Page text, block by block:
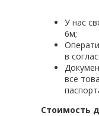
У нас
6м;
в
все
Стоимость